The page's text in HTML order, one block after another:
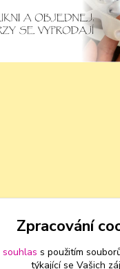
Zpracování
souhlas s použitím
týkající se Vašich